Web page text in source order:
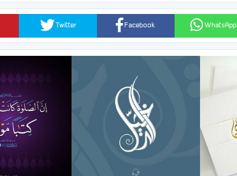
WhatsApp
Facebook
Twitter